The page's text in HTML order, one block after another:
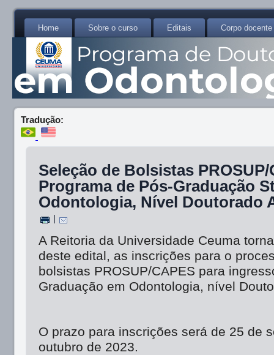
Home Sobre o curso Editais Corpo docente
Tradução:
Seleção de Bolsistas
Programa de Pós-Graduação
Odontologia, Nível Doutorado
A Reitoria da Universidade Ceuma
deste edital, as inscrições para o
bolsistas PROSUP/CAPES para
Graduação em Odontologia, nível
O prazo para inscrições será de 25 de
outubro de 2023.